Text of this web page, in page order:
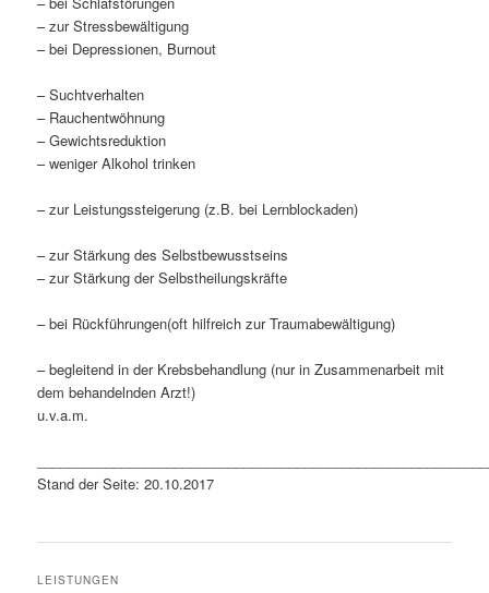
– zur Stressbewältigung
– bei Depressionen, Burnout
– Suchtverhalten
– Rauchentwöhnung
– Gewichtsreduktion
– weniger Alkohol trinken
– zur Leistungssteigerung (z.B. bei Lernblockaden)
– zur Stärkung des Selbstbewusstseins
– zur Stärkung der Selbstheilungskräfte
– bei Rückführungen(oft hilfreich zur Traumabewältigung)
– begleitend in der Krebsbehandlung (nur in Zusammenarbeit mit
dem behandelnden Arzt!)
u.v.a.m.
Stand der Seite: 20.10.2017
LEISTUNGEN